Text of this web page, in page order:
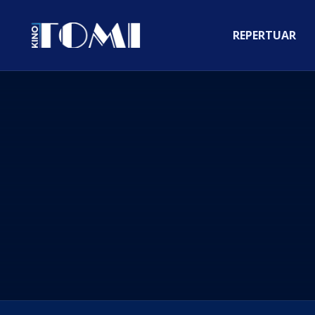
REPERTUAR